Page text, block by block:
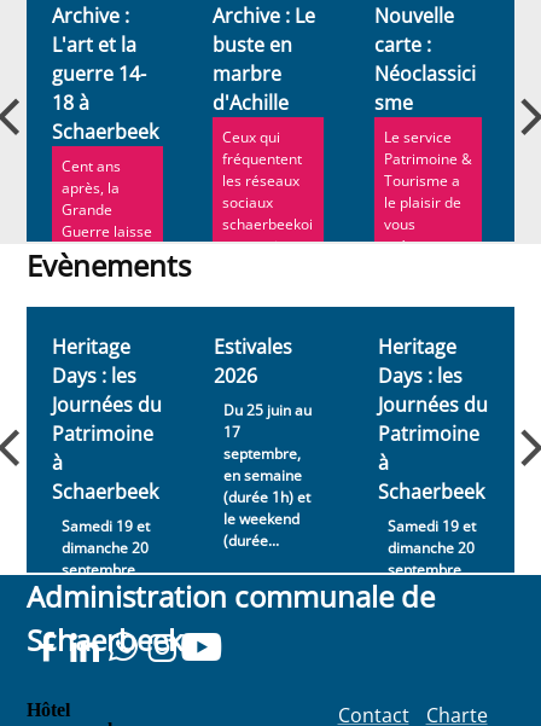
Archive :
L'art et la
guerre 14-
18 à
Schaerbeek
Cent ans
après, la
Grande
Guerre laisse
encore un
souvenir
Archive : Le
buste en
marbre
d'Achille
Ceux qui
fréquentent
les réseaux
sociaux
schaerbeekoi
s connaissent
Nouvelle
carte :
Néoclassici
sme
Le service
Patrimoine &
Tourisme a
le plaisir de
vous
présenter sa
à
Evènements
Evènements
Heritage
Days : les
Journées du
Patrimoine
à
Schaerbeek
Samedi 19 et
dimanche 20
septembre
2026
Estivales
2026
Du 25 juin au
17
septembre,
en semaine
(durée 1h) et
le weekend
(durée...
Heritage
Days : les
Journées du
Patrimoine
à
Schaerbeek
Samedi 19 et
dimanche 20
septembre
2026
Administration communale de
Schaerbeek
Hôtel
Contact Charte